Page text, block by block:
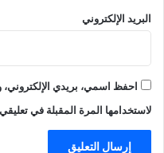
البريد الإلكتروني
احفظ اسمي، بريدي الإلكتروني،
لاستخدامها المرة المقبلة في